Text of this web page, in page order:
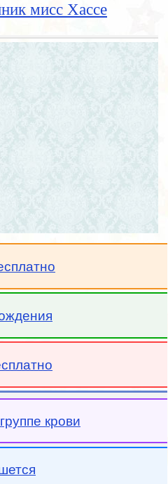
мисс Хассе
крови